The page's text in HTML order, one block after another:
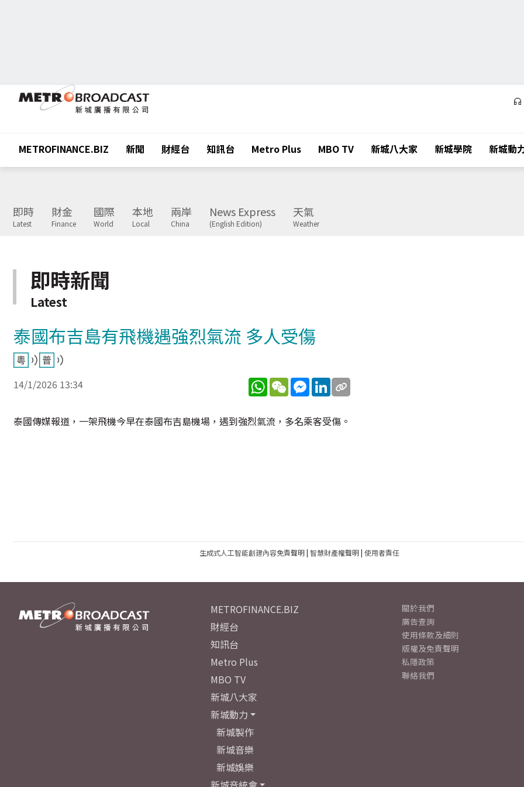
METROFINANCE.BIZ 新聞 財經台 知訊台 Metro Plus MBO TV 新城八大家 新城學院 新城動
即時
Latest
財金
Finance
國際
World
本地
Local
兩岸
China
News Express
(English Edition)
天氣
Weather
即時新聞
Latest
泰國布吉島有飛機遇強烈氣流 多人受傷
14/1/2026 13:34 WhatsApp
WeChatMessenger
LinkedIn
泰國傳媒報道，一架飛機今早在泰國布吉島機場，遇到強烈氣流，多名乘客受傷。
生成式人工智能創建內容免責聲明| 智慧財產權聲明| 使用者責任
METROFINANCE.BIZ
財經台
知訊台
Metro Plus
MBO TV
新城八大家
新城動力
新城製作
新城音樂
新城娛樂
關於我們
廣告查詢
使用條款及細則
版權及免責聲明
私隱政策
聯絡我們